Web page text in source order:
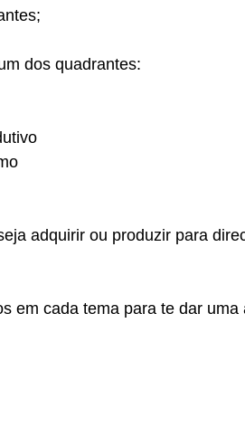
dos quadrantes:
adquirir ou produzir para
em cada tema para te dar uma